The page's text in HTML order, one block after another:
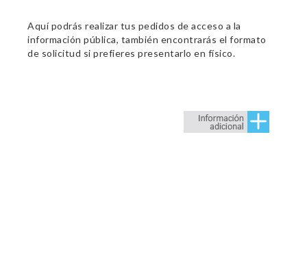
Aquí podrás realizar tus pedidos de acceso a la
información pública, también encontrarás el formato
de solicitud si prefieres presentarlo en físico.